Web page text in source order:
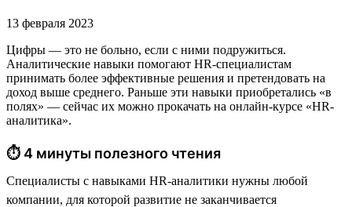
13 февраля 2023
Цифры — это не больно, если с ними подружиться.
Аналитические навыки помогают HR-специалистам
принимать более эффективные решения и претендовать на
доход выше среднего. Раньше эти навыки приобретались «в
полях» — сейчас их можно прокачать на онлайн-курсе «HR-
аналитика».
⏱ 4 минуты полезного чтения
Специалисты с навыками HR-аналитики нужны любой
компании, для которой развитие не заканчивается